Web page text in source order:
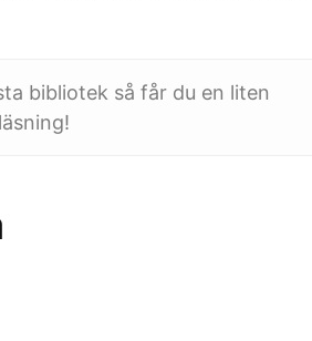
bibliotek så får du en liten